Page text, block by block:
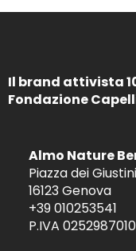
Il brand attivista
Fondazione
Almo Nature
Piazza dei
16123 Genova
+39 010253541
P.IVA